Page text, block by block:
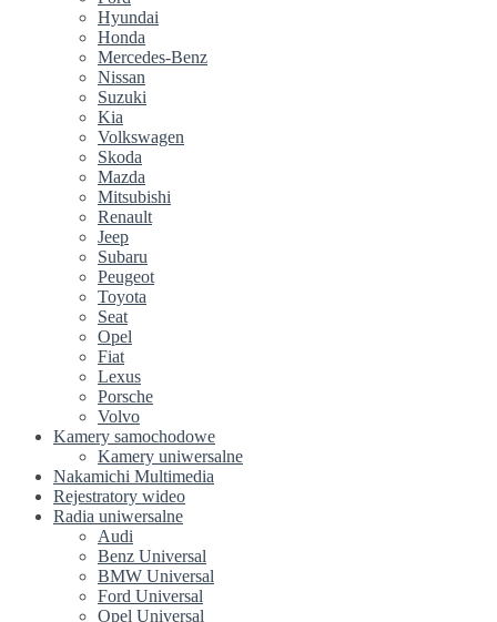
Hyundai
Honda
Mercedes-Benz
Nissan
Suzuki
Kia
Volkswagen
Skoda
Mazda
Mitsubishi
Renault
Jeep
Subaru
Peugeot
Toyota
Seat
Opel
Fiat
Lexus
Porsche
Volvo
Kamery samochodowe
Kamery uniwersalne
Nakamichi Multimedia
Rejestratory wideo
Radia uniwersalne
Audi
Benz Universal
BMW Universal
Ford Universal
Opel Universal